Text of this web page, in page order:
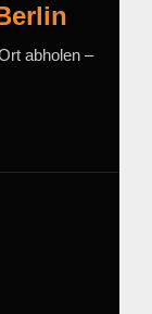
abholen –